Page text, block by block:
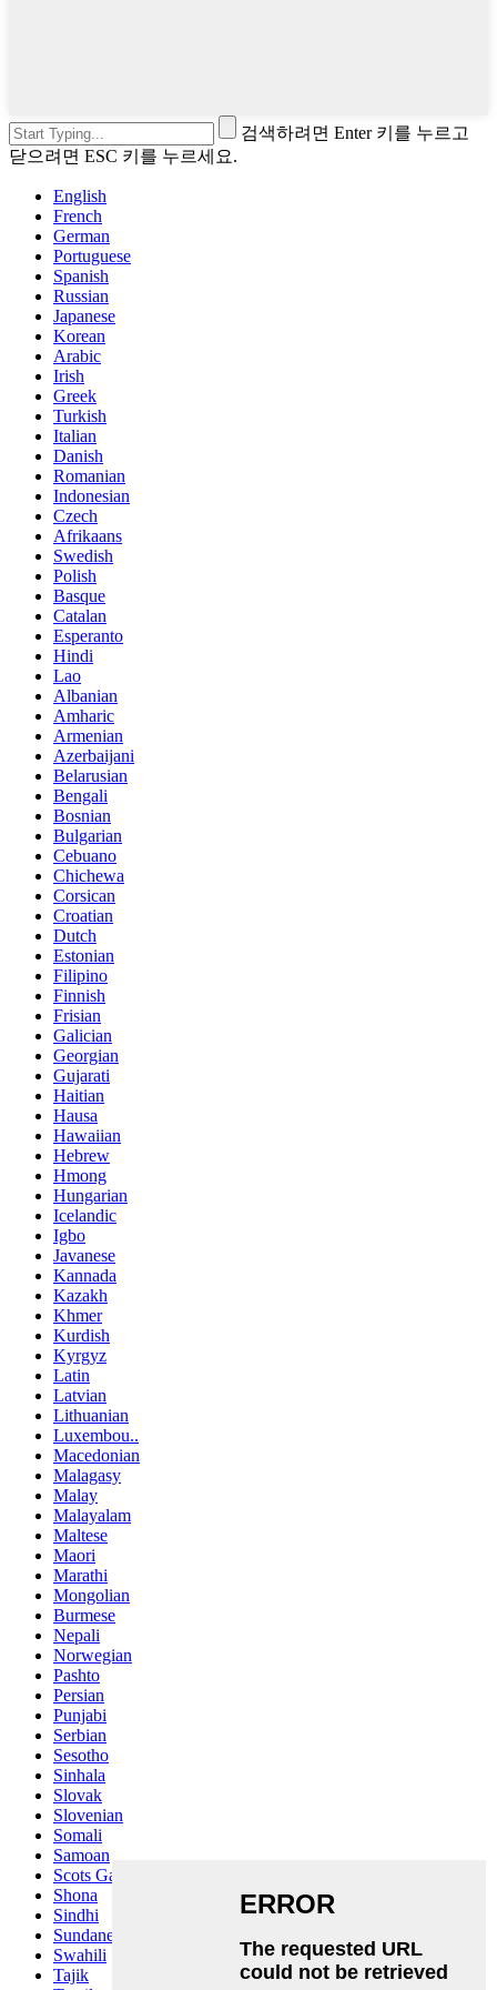
검색하려면 Enter 키를 누르고
닫으려면 ESC 키를 누르세요.
English
French
German
Portuguese
Spanish
Russian
Japanese
Korean
Arabic
Irish
Greek
Turkish
Italian
Danish
Romanian
Indonesian
Czech
Afrikaans
Swedish
Polish
Basque
Catalan
Esperanto
Hindi
Lao
Albanian
Amharic
Armenian
Azerbaijani
Belarusian
Bengali
Bosnian
Bulgarian
Cebuano
Chichewa
Corsican
Croatian
Dutch
Estonian
Filipino
Finnish
Frisian
Galician
Georgian
Gujarati
Haitian
Hausa
Hawaiian
Hebrew
Hmong
Hungarian
Icelandic
Igbo
Javanese
Kannada
Kazakh
Khmer
Kurdish
Kyrgyz
Latin
Latvian
Lithuanian
Luxembou..
Macedonian
Malagasy
Malay
Malayalam
Maltese
Maori
Marathi
Mongolian
Burmese
Nepali
Norwegian
Pashto
Persian
Punjabi
Serbian
Sesotho
Sinhala
Slovak
Slovenian
Somali
Samoan
Scots Gaelic
Shona
Sindhi
Sundanese
Swahili
Tajik